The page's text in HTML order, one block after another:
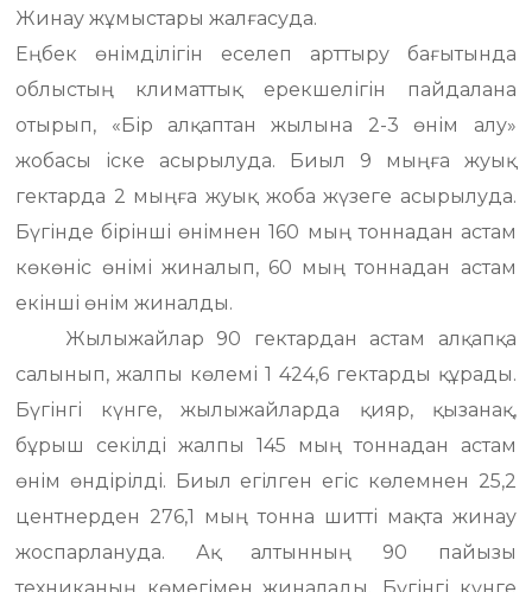
Жинау жұмыстары жалғасуда.
Еңбек өнімділігін еселеп арттыру бағытында
облыстың климаттық ерекшелігін пайдалана
отырып, «Бір алқаптан жылына 2-3 өнім алу»
жобасы іске асырылуда. Биыл 9 мыңға жуық
гектарда 2 мыңға жуық жоба жүзеге асырылуда.
Бүгінде бірінші өнімнен 160 мың тоннадан астам
көкөніс өнімі жиналып, 60 мың тоннадан астам
екінші өнім жиналды.
Жылыжайлар 90 гектардан астам алқапқа
салынып, жалпы көлемі 1 424,6 гектарды құрады.
Бүгінгі күнге, жылыжайларда қияр, қызанақ,
бұрыш секілді жалпы 145 мың тоннадан астам
өнім өндірілді. Биыл егілген егіс көлемнен 25,2
центнерден 276,1 мың тонна шитті мақта жинау
жоспарлануда. Ақ алтынның 90 пайызы